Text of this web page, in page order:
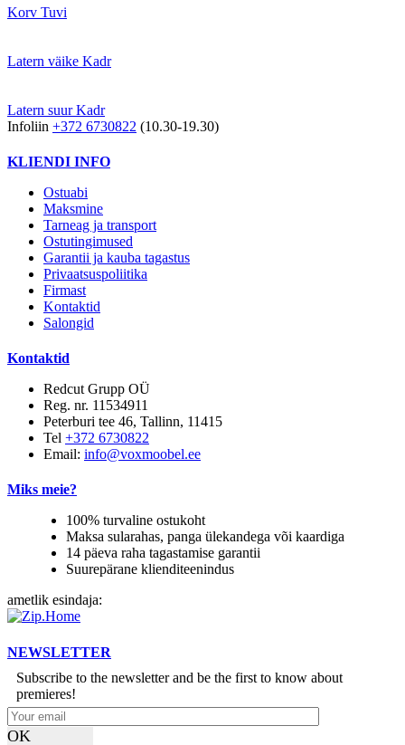
Korv Tuvi
Latern väike Kadr
Latern suur Kadr
Infoliin +372 6730822 (10.30-19.30)
KLIENDI INFO
Ostuabi
Maksmine
Tarneag ja transport
Ostutingimused
Garantii ja kauba tagastus
Privaatsuspoliitika
Firmast
Kontaktid
Salongid
Kontaktid
Redcut Grupp OÜ
Reg. nr. 11534911
Peterburi tee 46, Tallinn, 11415
Tel +372 6730822
Email: info@voxmoobel.ee
Miks meie?
100% turvaline ostukoht
Maksa sularahas, panga ülekandega või kaardiga
14 päeva raha tagastamise garantii
Suurepärane klienditeenindus
ametlik esindaja:
NEWSLETTER
Subscribe to the newsletter and be the first to know about
premieres!
OK